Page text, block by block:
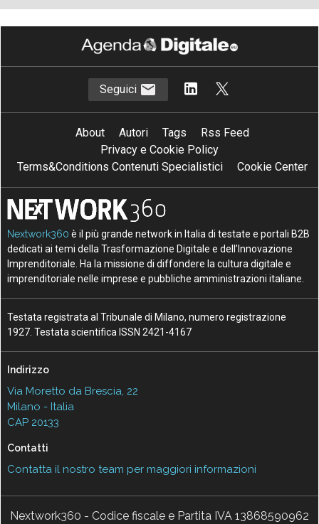
Seguici
About Autori Tags
Rss Feed
Privacy e Cookie Policy
Terms&Conditions Contenuti Specialistici
Cookie Center
Nextwork360 è il più grande network in Italia di testate e portali B2B
dedicati ai temi della Trasformazione Digitale e dell’Innovazione
Imprenditoriale. Ha la missione di diffondere la cultura digitale e
imprenditoriale nelle imprese e pubbliche amministrazioni italiane.
Testata registrata al Tribunale di Milano, numero registrazione
1927. Testata scientifica ISSN 2421-4167
Indirizzo
Via Moretto da Brescia, 22
Milano - Italia
CAP 20133
Contatti
Contatta il nostro team per maggiori informazioni
Nextwork360 - Codice fiscale e Partita IVA 13868590962